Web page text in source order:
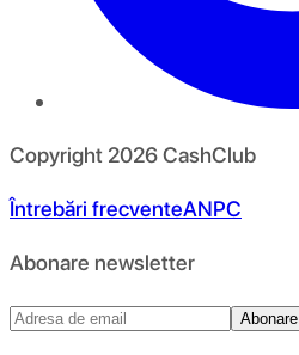
Copyright 2026CashClub
Întrebări frecventeANPC
Abonare newsletter
Abonare